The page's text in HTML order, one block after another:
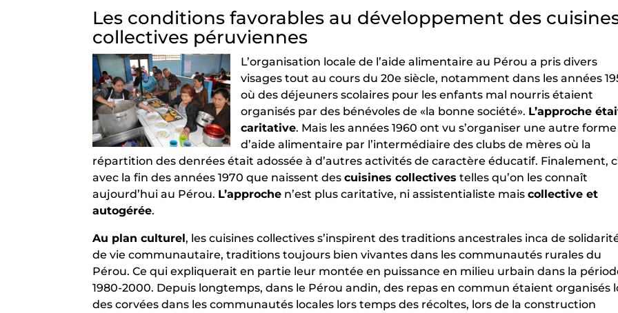
Les conditions favorables au développement des
collectives péruviennes
L’organisation locale de l’aide alimentaire au Pérou a pris divers
visages tout au cours du 20e siècle, notamment dans les années
où des déjeuners scolaires pour les enfants mal nourris étaient
organisés par des bénévoles de «la bonne société». L’approche
caritative. Mais les années 1960 ont vu s’organiser une autre forme
d’aide alimentaire par l’intermédiaire des clubs de mères où la
répartition des denrées était adossée à d’autres activités de caractère éducatif. Finalement,
avec la fin des années 1970 que naissent descuisines collectives telles qu’on les connaît
aujourd’hui au Pérou. L’approche n’est plus caritative, ni assistentialiste maiscollective et
autogérée.
Au plan culturel, les cuisines collectives s’inspirent des traditions ancestrales inca de
de vie communautaire, traditions toujours bien vivantes dans les communautés rurales du
Pérou. Ce qui expliquerait en partie leur montée en puissance en milieu urbain dans la
1980-2000. Depuis longtemps, dans le Pérou andin, des repas en commun étaient organisés
des corvées dans les communautés locales lors temps des récoltes, lors de la construction